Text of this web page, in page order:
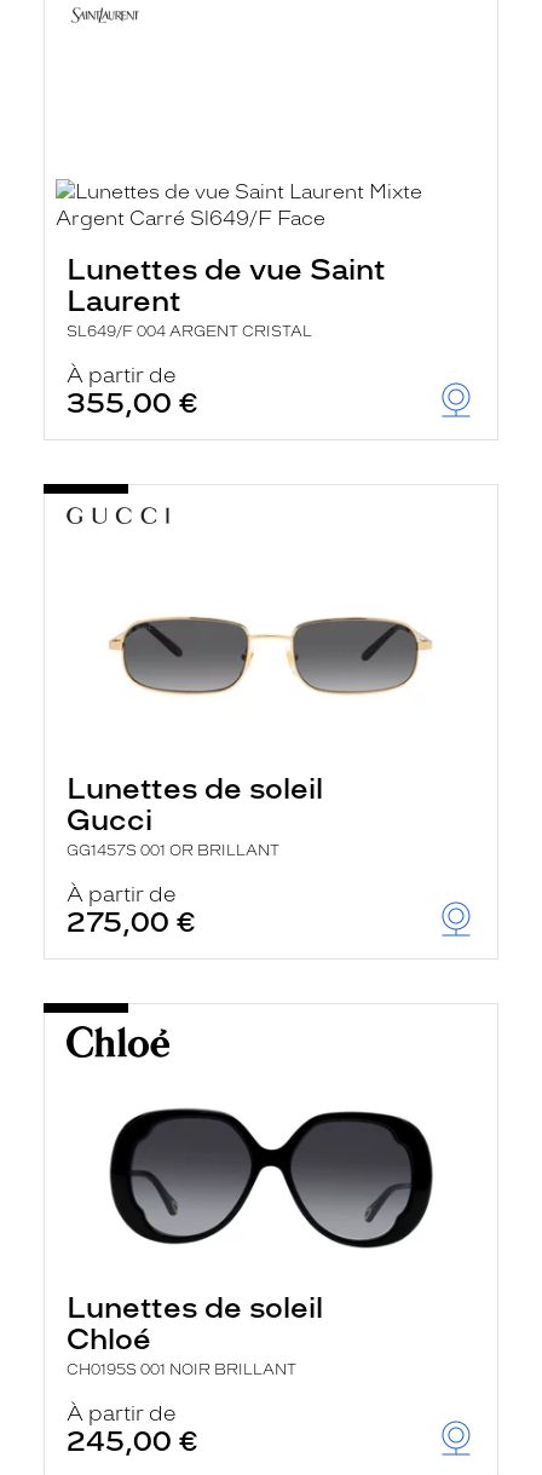
Lunettes de vue Saint
Laurent
SL649/F 004 ARGENT CRISTAL
À partir de
355,00 €
Lunettes de soleil
Gucci
GG1457S 001 OR BRILLANT
À partir de
275,00 €
Lunettes de soleil
Chloé
CH0195S 001 NOIR BRILLANT
À partir de
245,00 €